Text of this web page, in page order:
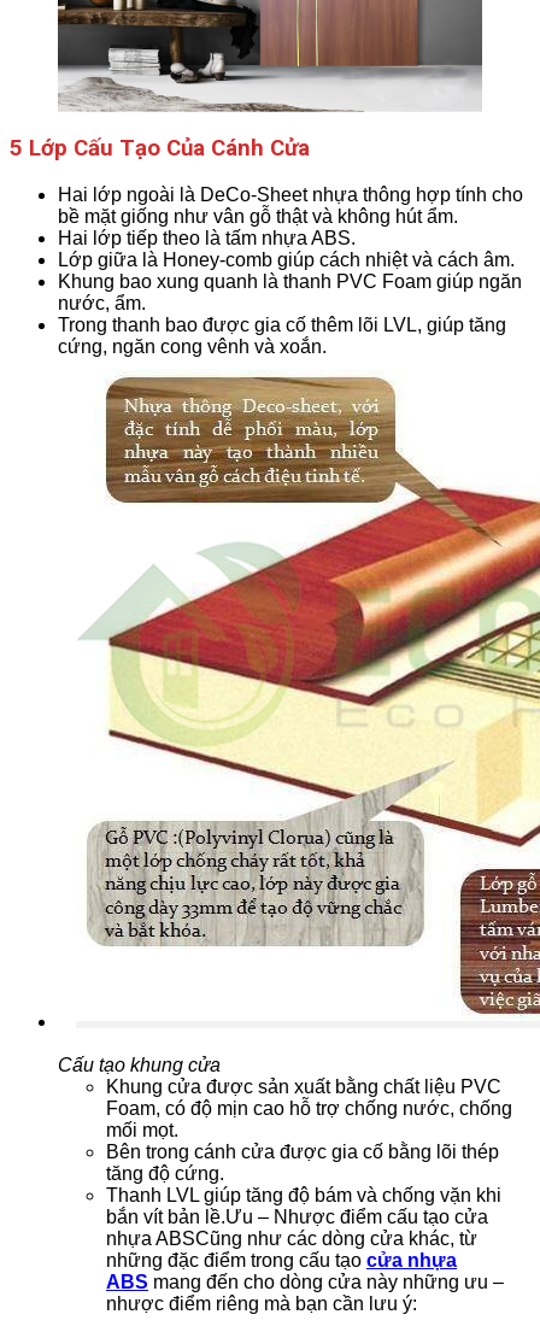
5 Lớp Cấu Tạo Của Cánh Cửa
Hai lớp ngoài là DeCo-Sheet nhựa thông hợp tính cho
bề mặt giống như vân gỗ thật và không hút ẩm.
Hai lớp tiếp theo là tấm nhựa ABS.
Lớp giữa là Honey-comb giúp cách nhiệt và cách âm.
Khung bao xung quanh là thanh PVC Foam giúp ngăn
nước, ẩm.
Trong thanh bao được gia cố thêm lõi LVL, giúp tăng
cứng, ngăn cong vênh và xoắn.
Cấu tạo khung cửa
Khung cửa được sản xuất bằng chất liệu PVC
Foam, có độ mịn cao hỗ trợ chống nước, chống
mối mọt.
Bên trong cánh cửa được gia cố bằng lõi thép
tăng độ cứng.
Thanh LVL giúp tăng độ bám và chống vặn khi
bắn vít bản lề.Ưu – Nhược điểm cấu tạo cửa
nhựa ABSCũng như các dòng cửa khác, từ
những đặc điểm trong cấu tạo cửa nhựa
ABS mang đến cho dòng cửa này những ưu –
nhược điểm riêng mà bạn cần lưu ý: